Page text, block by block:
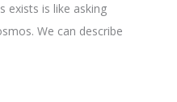
exists is like asking
We can describe